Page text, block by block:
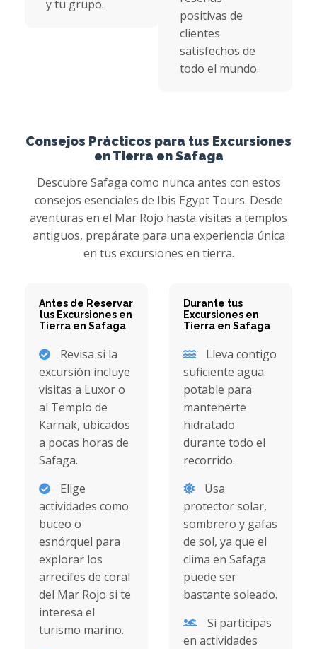
y tu grupo.
positivas de
clientes
satisfechos de
todo el mundo.
Consejos Prácticos para tus Excursiones
en Tierra en Safaga
Descubre Safaga como nunca antes con estos
consejos esenciales de Ibis Egypt Tours. Desde
aventuras en el Mar Rojo hasta visitas a templos
antiguos, prepárate para una experiencia única
en tus excursiones en tierra.
Antes de Reservar
tus Excursiones en
Tierra en Safaga
Revisa si la
excursión incluye
visitas a Luxor o
al Templo de
Karnak, ubicados
a pocas horas de
Safaga.
Elige
actividades como
buceo o
esnórquel para
explorar los
arrecifes de coral
del Mar Rojo si te
interesa el
turismo marino.
Durante tus
Excursiones en
Tierra en Safaga
Lleva contigo
suficiente agua
potable para
mantenerte
hidratado
durante todo el
recorrido.
Usa
protector solar,
sombrero y gafas
de sol, ya que el
clima en Safaga
puede ser
bastante soleado.
Si participas
en actividades